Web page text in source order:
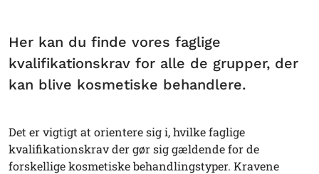
Her kan du finde vores faglige
kvalifikationskrav for alle de grupper, der
kan blive kosmetiske behandlere.
Det er vigtigt at orientere sig i, hvilke faglige
kvalifikationskrav der gør sig gældende for de
forskellige kosmetiske behandlingstyper. Kravene